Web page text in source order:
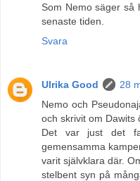
Som Nemo säger så
senaste tiden.
Svara
Ulrika Good
28
Nemo och
och skrivit om Dawits
Det var just det
gemensamma
varit självklara där.
stelbent syn på